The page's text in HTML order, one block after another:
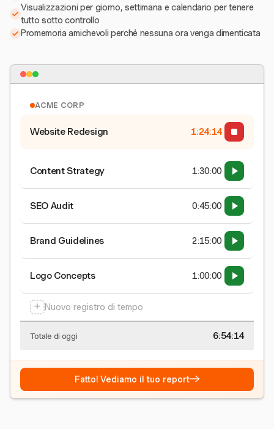
Visualizzazioni per giorno, settimana e calendario per tenere
tutto sotto controllo
Promemoria amichevoli perché nessuna ora venga dimenticata
ACME CORP
Website Redesign 1:24:15
Content Strategy 1:30:00
SEO Audit 0:45:00
Brand Guidelines 2:15:00
Logo Concepts 1:00:00
+ Nuovo registro di tempo
Totale di oggi 6:54:15
Fatto! Vediamo il tuo report→